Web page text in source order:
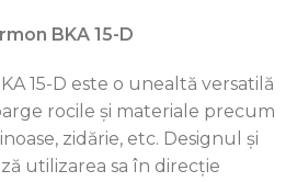
BKA 15-D
15-D este o unealtă versatilă
rocile și materiale precum
zidărie, etc. Designul și
utilizarea sa în direcție